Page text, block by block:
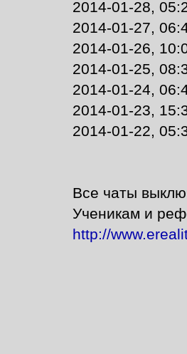
2014-01-28,
2014-01-27,
2014-01-26,
2014-01-25,
2014-01-24,
2014-01-23,
2014-01-22,
Все чаты
Ученикам и
http://